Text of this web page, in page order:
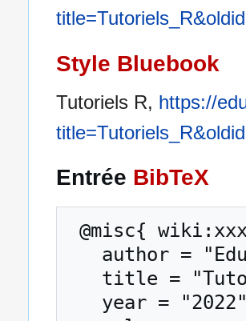
Style Bluebook
Tutoriels R, https://
Entrée BibTeX